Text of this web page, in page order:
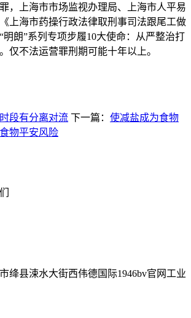
，上海市市场监视办理局、上海市人平易
上海市药操行政法律取刑事司法跟尾工做
明朗”系列专项步履10大使命：从严整治打
仅不法运营罪刑期可能十年以上。
段有分离对流 下一篇： 使减盐成为食物
物平安风险
绛县涑水大街西伟德国际1946bv官网工业